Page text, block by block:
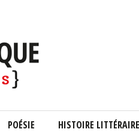
POÉSIE HISTOIRE LITTÉRAIRE